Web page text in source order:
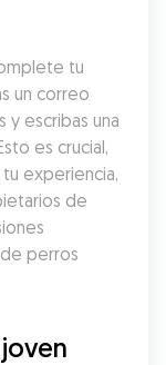
tu
un correo
escribas una
es crucial,
experiencia,
de
perros